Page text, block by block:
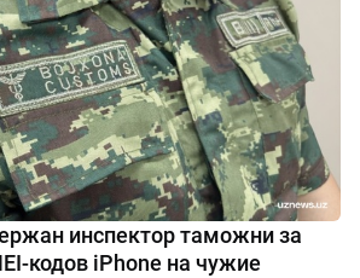
инспектор таможни за
кодов iPhone на чужие